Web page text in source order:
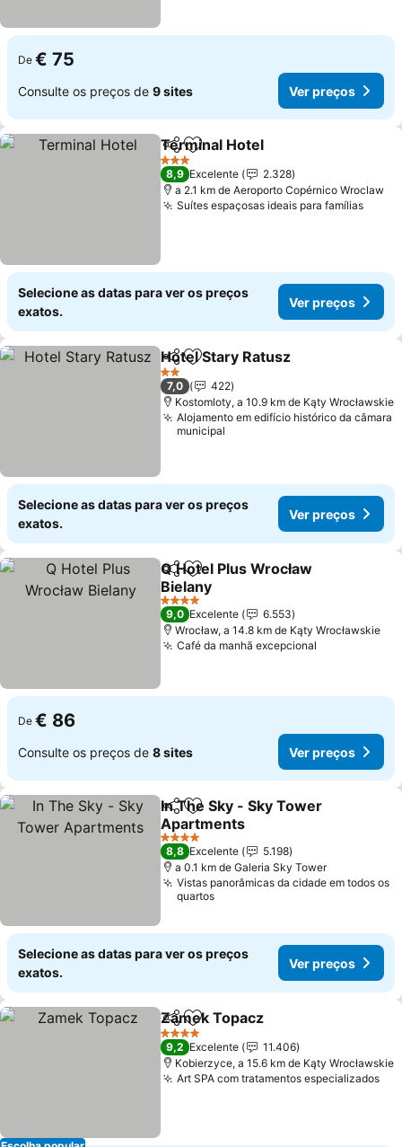
De € 75
Consulte os preços de 9 sites Ver preços
PartilharAdicionar aos favoritos
Terminal Hotel
3 Estrelas
8,9 Excelente
2.328
a 2.1 km de Aeroporto Copérnico Wroclaw
Suítes espaçosas ideais para famílias
Selecione as datas para ver os preços
exatos.
Ver preços
PartilharAdicionar aos favoritos
Hotel Stary Ratusz
2 Estrelas
7,0
422
Kostomloty, a 10.9 km de Kąty Wrocławskie
Alojamento em edifício histórico da câmara
municipal
Selecione as datas para ver os preços
exatos.
Ver preços
PartilharAdicionar aos favoritos
Q Hotel Plus Wrocław
Bielany
4 Estrelas
9,0 Excelente
6.553
Wrocław, a 14.8 km de Kąty Wrocławskie
Café da manhã excepcional
De € 86
Consulte os preços de 8 sites Ver preços
PartilharAdicionar aos favoritos
In The Sky - Sky Tower
Apartments
4 Estrelas
8,8 Excelente
5.198
a 0.1 km de Galeria Sky Tower
Vistas panorâmicas da cidade em todos os
quartos
Selecione as datas para ver os preços
exatos.
Ver preços
PartilharAdicionar aos favoritos
Zamek Topacz
4 Estrelas
9,2 Excelente
11.406
Kobierzyce, a 15.6 km de Kąty Wrocławskie
Art SPA com tratamentos especializados